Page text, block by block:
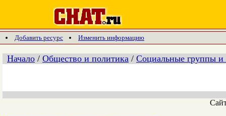
Добавить ресурс Изменить информацию
Начало / Общество и политика / Социальные группы и